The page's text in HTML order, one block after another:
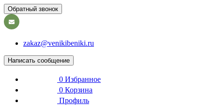
Обратный звонок
zakaz@venikibeniki.ru
Написать сообщение
0 Избранное
0 Корзина
Профиль